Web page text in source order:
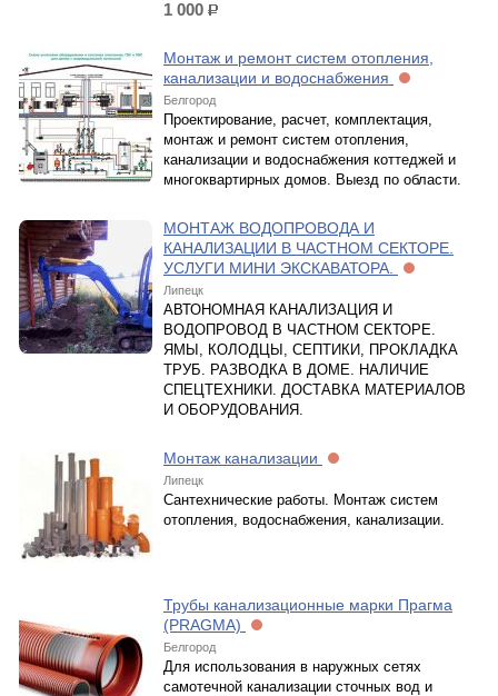
1 000 р.
Монтаж и ремонт систем отопления,
канализации и водоснабжения
Белгород
Проектирование, расчет, комплектация,
монтаж и ремонт систем отопления,
канализации и водоснабжения коттеджей и
многоквартирных домов. Выезд по области.
МОНТАЖ ВОДОПРОВОДА И
КАНАЛИЗАЦИИ В ЧАСТНОМ СЕКТОРЕ.
УСЛУГИ МИНИ ЭКСКАВАТОРА.
Липецк
АВТОНОМНАЯ КАНАЛИЗАЦИЯ И
ВОДОПРОВОД В ЧАСТНОМ СЕКТОРЕ.
ЯМЫ, КОЛОДЦЫ, СЕПТИКИ, ПРОКЛАДКА
ТРУБ. РАЗВОДКА В ДОМЕ. НАЛИЧИЕ
СПЕЦТЕХНИКИ. ДОСТАВКА МАТЕРИАЛОВ
И ОБОРУДОВАНИЯ.
Монтаж канализации
Липецк
Сантехнические работы. Монтаж систем
отопления, водоснабжения, канализации.
Трубы канализационные марки Прагма
(PRAGMA)
Белгород
Для использования в наружных сетях
самотечной канализации сточных вод и